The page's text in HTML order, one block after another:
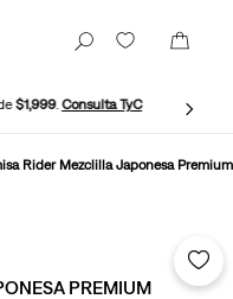
$1,999.Consulta TyC
Rider Mezclilla Japonesa Premium
PREMIUM